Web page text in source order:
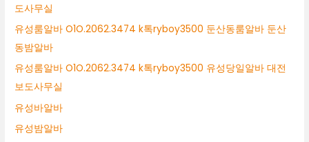
도사무실
유성룸알바 O1O.2062.3474 k톡ryboy3500 둔산동룸알바 둔산
동밤알바
유성룸알바 O1O.2062.3474 k톡ryboy3500 유성당일알바 대전
보도사무실
유성바알바
유성밤알바